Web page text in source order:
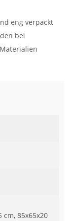
eng verpackt
bei
cm, 85x65x20